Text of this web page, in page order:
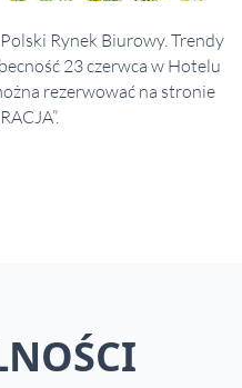
Rynek Biurowy. Trendy
23 czerwca w Hotelu
rezerwować na stronie